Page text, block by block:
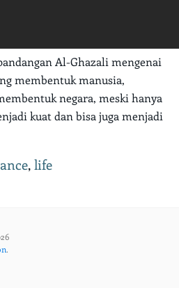
Al-Ghazali mengenai
membentuk manusia,
negara, meski hanya
kuat dan bisa juga menjadi
,life
.